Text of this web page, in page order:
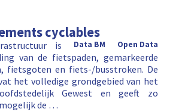
cyclables
Open Data
Data BM
is
van de fietspaden, gemarkeerde
fietsgoten en fiets-/busstroken. De
het volledige grondgebied van het
Gewest en geeft zo
de …